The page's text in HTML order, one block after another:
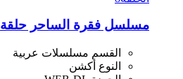
مسلسل فقرة الساحر حلقة 8 HD
القسم مسلسلات عربية
النوع أكشن